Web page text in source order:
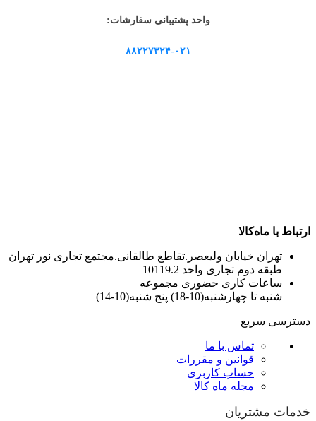
واحد پشتیبانی سفارشات:
۸۸۲۲۷۳۲۴-۰۲۱
ارتباط با ماه‌کالا
تهران خیابان ولیعصر.تقاطع طالقانی.مجتمع تجاری نور تهران
طبقه دوم تجاری واحد 10119.2
ساعات کاری حضوری مجموعه
شنبه تا چهارشنبه(10-18) پنج شنبه(10-14)
دسترسی سریع
تماس با ما
قوانین و مقررات
حساب کاربری
مجله ماه کالا
خدمات مشتریان